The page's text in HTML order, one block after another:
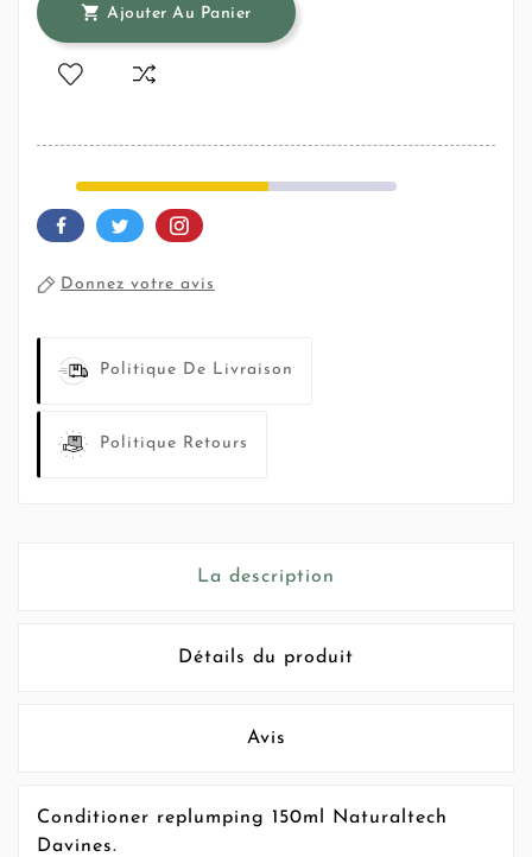
 Ajouter Au Panier
Donnez votre avis
Politique De Livraison
Politique Retours
La description
Détails du produit
Avis
Conditioner replumping 150ml Naturaltech
Davines.